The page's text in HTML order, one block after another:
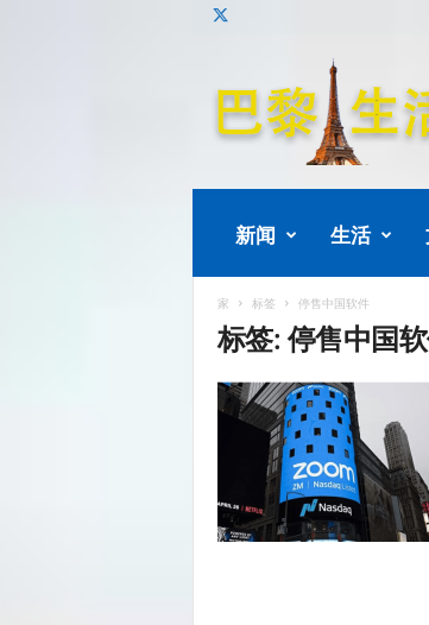
新闻 生活
家 标签 停售中国软件
标签: 停售中国